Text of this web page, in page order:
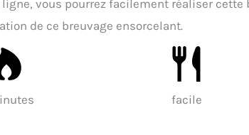
vous pourrez facilement réaliser cette
de ce breuvage ensorcelant.
facile